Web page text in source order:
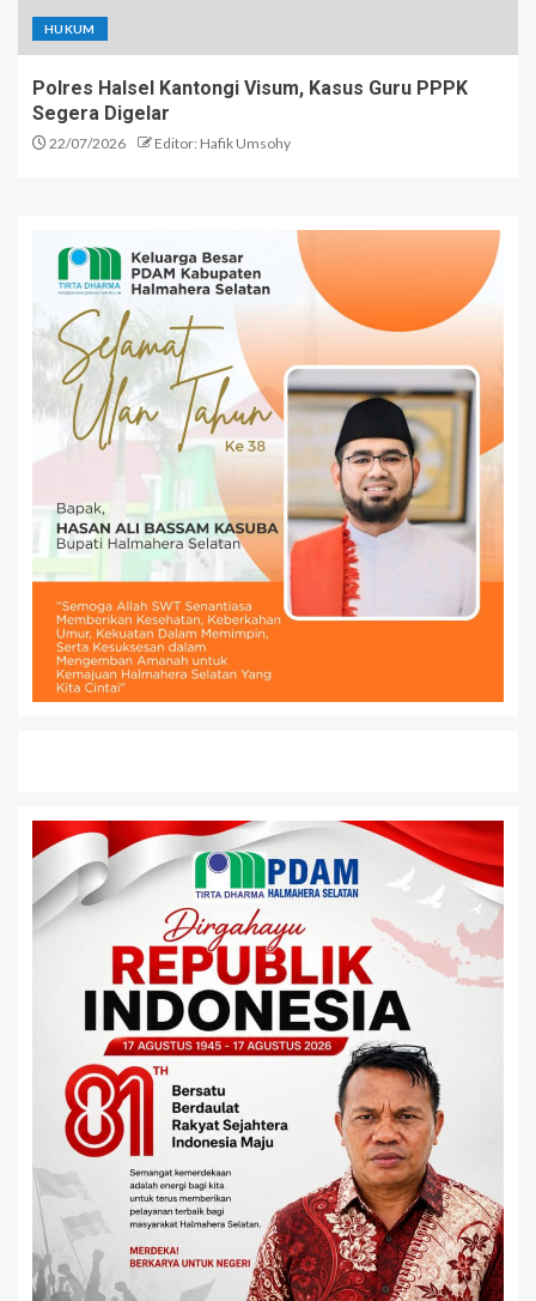
HUKUM
Polres Halsel Kantongi Visum, Kasus Guru PPPK
Segera Digelar
22/07/2026 Editor: Hafik Umsohy